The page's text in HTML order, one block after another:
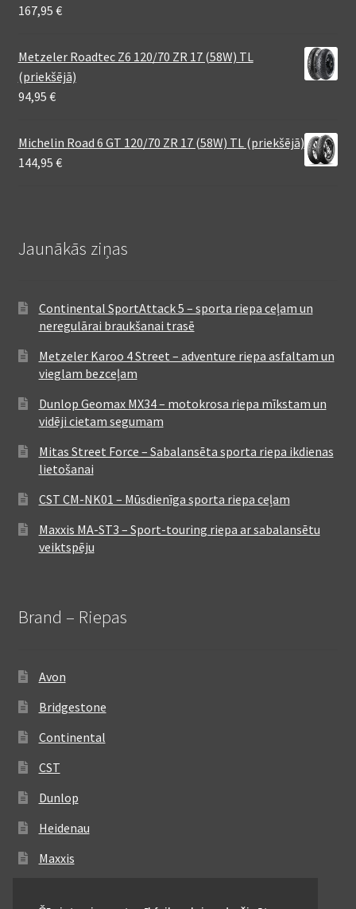
167,95 €
Metzeler Roadtec Z6 120/70 ZR 17 (58W) TL
(priekšējā)
94,95 €
Michelin Road 6 GT 120/70 ZR 17 (58W) TL (priekšējā)
144,95 €
Jaunākās ziņas
Continental SportAttack 5 – sporta riepa ceļam un
neregulārai braukšanai trasē
Metzeler Karoo 4 Street – adventure riepa asfaltam un
vieglam bezceļam
Dunlop Geomax MX34 – motokrosa riepa mīkstam un
vidēji cietam segumam
Mitas Street Force – Sabalansēta sporta riepa ikdienas
lietošanai
CST CM-NK01 – Mūsdienīga sporta riepa ceļam
Maxxis MA-ST3 – Sport-touring riepa ar sabalansētu
veiktspēju
Brand – Riepas
Avon
Bridgestone
Continental
CST
Dunlop
Heidenau
Maxxis